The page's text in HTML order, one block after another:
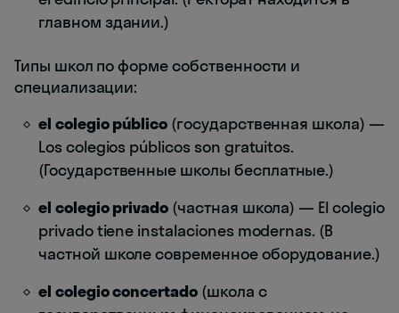
главном здании.)
Типы школ по форме собственности и
специализации:
el colegio público (государственная школа) —
Los colegios públicos son gratuitos.
(Государственные школы бесплатные.)
el colegio privado (частная школа) — El colegio
privado tiene instalaciones modernas. (В
частной школе современное оборудование.)
el colegio concertado(школа с